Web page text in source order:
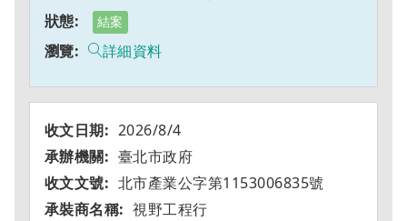
結案
詳細資料
2026/8/4
臺北市政府
北市產業公字第1153006835號
視野工程行